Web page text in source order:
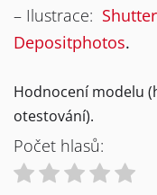
– Ilustrace:
Depositphotos.
Hodnocení modelu
otestování).
Počet hlasů: